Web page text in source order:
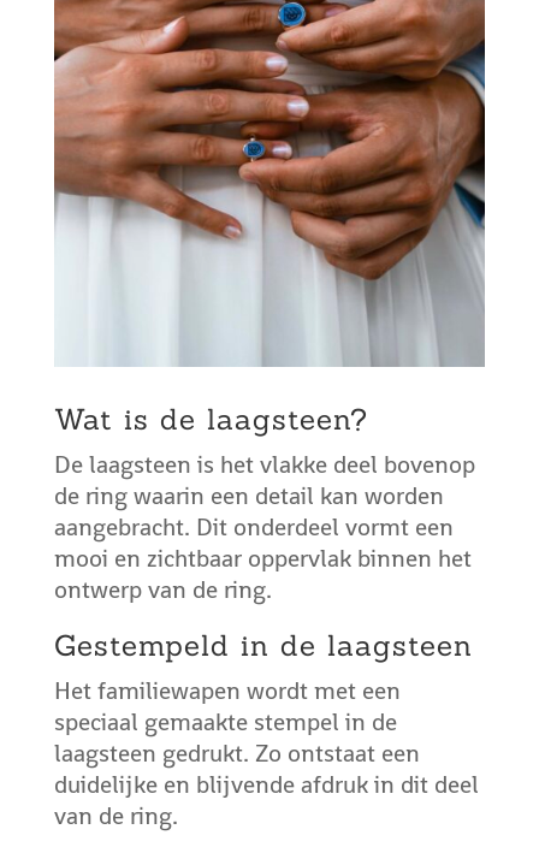
Wat is de laagsteen?
De laagsteen is het vlakke deel bovenop
de ring waarin een detail kan worden
aangebracht. Dit onderdeel vormt een
mooi en zichtbaar oppervlak binnen het
ontwerp van de ring.
Gestempeld in de laagsteen
Het familiewapen wordt met een
speciaal gemaakte stempel in de
laagsteen gedrukt. Zo ontstaat een
duidelijke en blijvende afdruk in dit deel
van de ring.